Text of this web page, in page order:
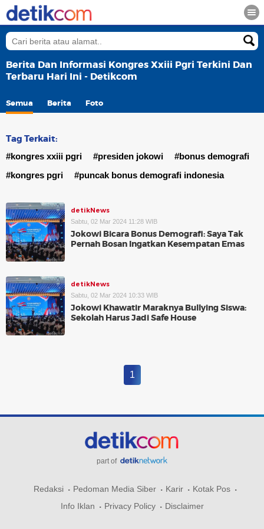
Berita Dan Informasi Kongres Xxiii Pgri Terkini Dan
Terbaru Hari Ini - Detikcom
Semua Berita Foto
Tag Terkait:
#kongres xxiii pgri #presiden jokowi
#bonus demografi
#kongres pgri
#puncak bonus demografi indonesia
detikNews
Sabtu, 02 Mar 2024 11:28 WIB
Jokowi Bicara Bonus Demografi: Saya Tak
Pernah Bosan Ingatkan Kesempatan Emas
detikNews
Sabtu, 02 Mar 2024 10:33 WIB
Jokowi Khawatir Maraknya Bullying Siswa:
Sekolah Harus Jadi Safe House
1
part of
Redaksi Pedoman Media Siber Karir
Kotak Pos
Info Iklan
Privacy Policy Disclaimer